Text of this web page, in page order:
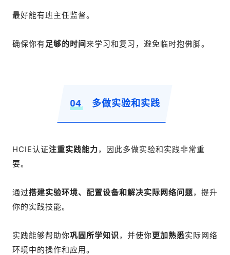
最好能有班主任监督。
确保你有足够的时间来学习和复习，避免临时抱佛脚。
04 多做实验和实践
HCIE认证注重实践能力，因此多做实验和实践非常重
要。
通过搭建实验环境、配置设备和解决实际网络问题，提升
你的实践技能。
实践能够帮助你巩固所学知识，并使你更加熟悉实际网络
环境中的操作和应用。